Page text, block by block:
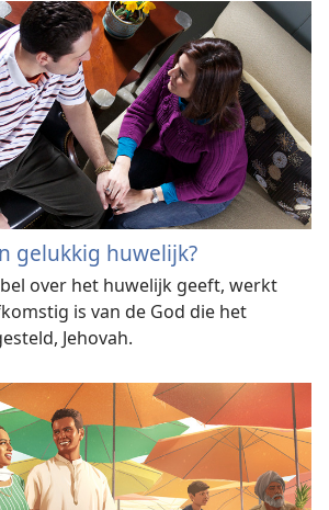
gelukkig huwelijk?
over het huwelijk geeft, werkt
is van de God die het
Jehovah.